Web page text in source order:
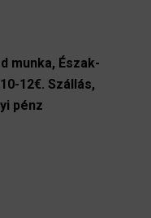
munka, Észak-
12€. Szállás,
pénz